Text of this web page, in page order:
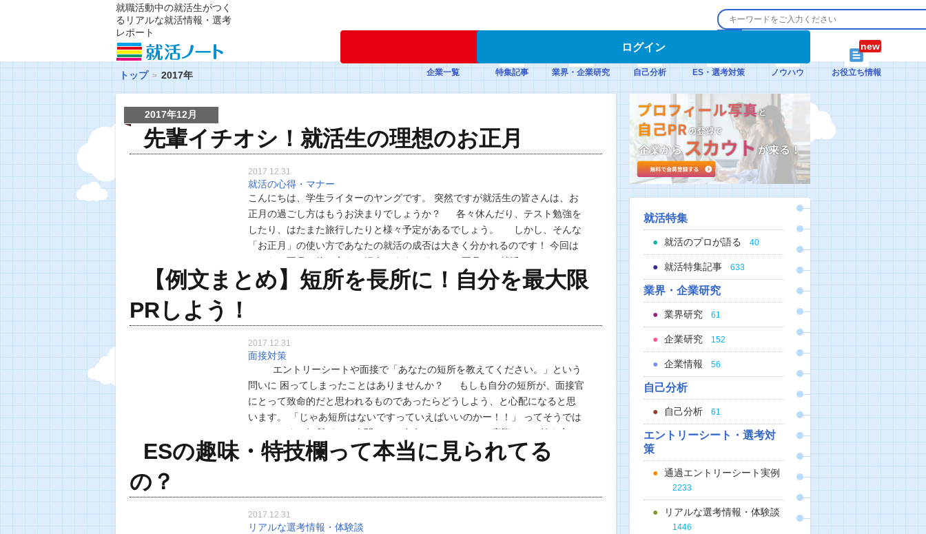
就職活動中の就活生がつく
るリアルな就活情報・選考
レポート
企業一覧 特集記事 業界・企業研究 自己分析 ES・選考対策 ノウハウ お役立ち情報
ログイン
トップ 2017年
2017年12月
先輩イチオシ！就活生の理想のお正月
2017.12.31
就活の心得・マナー
こんにちは、学生ライターのヤングです。 突然ですが就活生の皆さんは、お
正月の過ごし方はもうお決まりでしょうか？ 各々休んだり、テスト勉強を
したり、はたまた旅行したりと様々予定があるでしょう。 しかし、そんな
「お正月」の使い方であなたの就活の成否は大きく分かれるのです！ 今回は
そんなお正月の使い方をご紹介します！ えっ!?お正月にも就活しないといけ
ないの!? はい。しないといけないで…
【例文まとめ】短所を長所に！自分を最大限
PRしよう！
2017.12.31
面接対策
エントリーシートや面接で「あなたの短所を教えてください。」という
問いに 困ってしまったことはありませんか？ もしも自分の短所が、面接官
にとって致命的だと思われるものであったらどうしよう、と心配になると思
います。 「じゃあ短所はないですっていえばいいのかー！！」 ってそうでは
ないんです。短所がない人間なんて存在しません。 では実際どんな答え方を
するのがいいのでしょうか？ 今回はなぜ「…
ESの趣味・特技欄って本当に見られてる
の？
2017.12.31
リアルな選考情報・体験談
就活特集
就活のプロが語る 40
就活特集記事 633
業界・企業研究
業界研究 61
企業研究 152
企業情報 56
自己分析
自己分析 61
エントリーシート・選考対
策
通過エントリーシート実例
2233
リアルな選考情報・体験談
1446